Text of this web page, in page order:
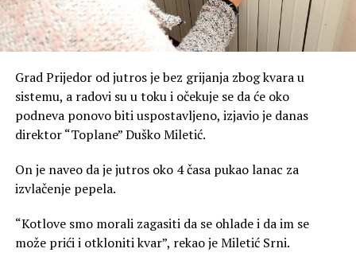
Grad Prijedor od jutros je bez grijanja zbog kvara u
sistemu, a radovi su u toku i očekuje se da će oko
podneva ponovo biti uspostavljeno, izjavio je danas
direktor “Toplane” Duško Miletić.
On je naveo da je jutros oko 4 časa pukao lanac za
izvlačenje pepela.
“Kotlove smo morali zagasiti da se ohlade i da im se
može prići i otkloniti kvar”, rekao je Miletić Srni.